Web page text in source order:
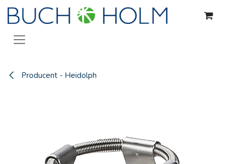
Gå til indhold
Producent - Heidolph